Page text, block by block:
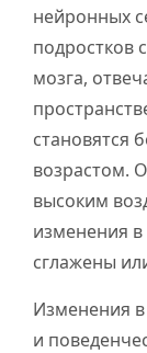
нейронных
подростков
мозга,
становятся
возрастом.
высоким
изменения
сглажены
Изменения
и